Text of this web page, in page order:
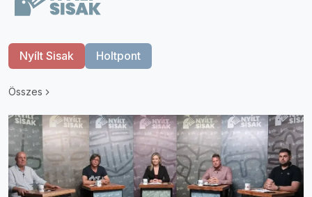
Nyílt Sisak Holtpont
Összes